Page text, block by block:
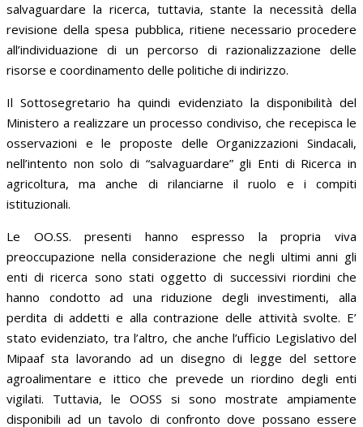
salvaguardare la ricerca, tuttavia, stante la necessità della
revisione della spesa pubblica, ritiene necessario procedere
all’individuazione di un percorso di razionalizzazione delle
risorse e coordinamento delle politiche di indirizzo.
Il Sottosegretario ha quindi evidenziato la disponibilità del
Ministero a realizzare un processo condiviso, che recepisca le
osservazioni e le proposte delle Organizzazioni Sindacali,
nell’intento non solo di “salvaguardare” gli Enti di Ricerca in
agricoltura, ma anche di rilanciarne il ruolo e i compiti
istituzionali.
Le OO.SS. presenti hanno espresso la propria viva
preoccupazione nella considerazione che negli ultimi anni gli
enti di ricerca sono stati oggetto di successivi riordini che
hanno condotto ad una riduzione degli investimenti, alla
perdita di addetti e alla contrazione delle attività svolte. E’
stato evidenziato, tra l’altro, che anche l’ufficio Legislativo del
Mipaaf sta lavorando ad un disegno di legge del settore
agroalimentare e ittico che prevede un riordino degli enti
vigilati. Tuttavia, le OOSS si sono mostrate ampiamente
disponibili ad un tavolo di confronto dove possano essere